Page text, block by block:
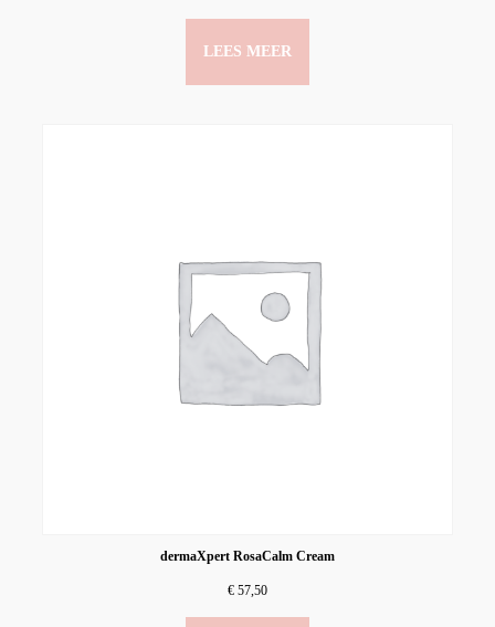
LEES MEER
dermaXpert RosaCalm Cream
€ 57,50